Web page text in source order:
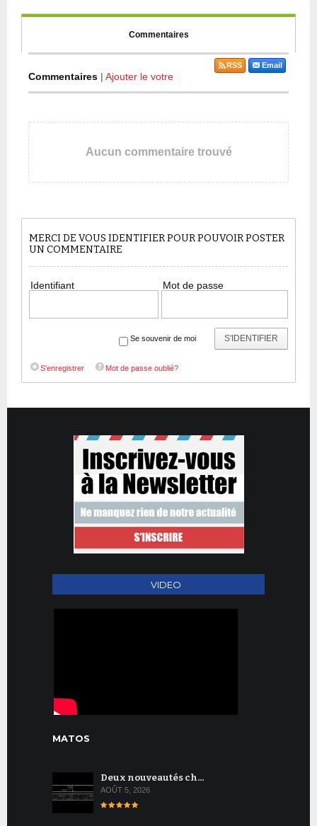
Commentaires
Commentaires | Ajouter le votre
Email
RSS
Aucun commentaire trouvé
MERCI DE VOUS IDENTIFIER POUR POUVOIR POSTER
UN COMMENTAIRE
Identifiant Mot de passe
S'IDENTIFIER
Se souvenir de moi
S'enregistrer Mot de passe oublié?
VIDEO
MATOS
Deux nouveautés ch…
AOÛT 5, 2026